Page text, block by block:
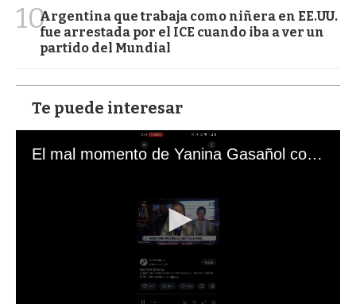
10Argentina que trabaja como niñera en EE.UU.
fue arrestada por el ICE cuando iba a ver un
partido del Mundial
Te puede interesar
El mal momento de Yanina Gasañol con un hincha argentino en "Subrayado"